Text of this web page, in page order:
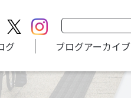
グ ブログアーカイブ